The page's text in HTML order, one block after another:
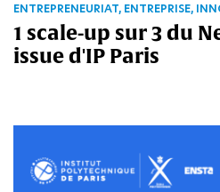
ENTREPRENEURIAT, ENTREPRISE,
1 scale-up sur 3 du
issue d'IP Paris